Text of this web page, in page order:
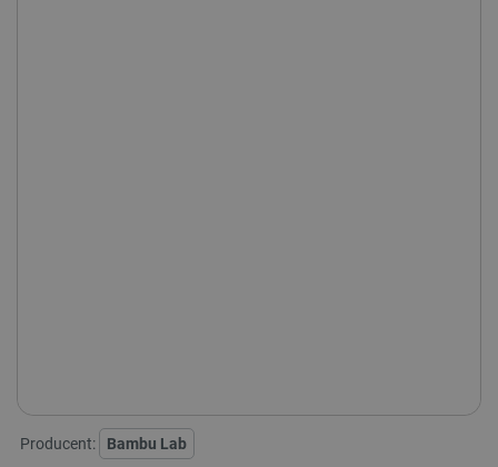
Producent: Bambu Lab